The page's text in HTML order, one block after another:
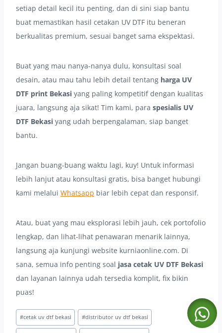
setiap detail kecil itu penting, dan di sini siap bantu
buat memastikan hasil cetakan UV DTF itu beneran
berkualitas premium, sesuai banget sama ekspektasi.
Buat yang mau nanya-nanya dulu, konsultasi soal
desain, atau mau tahu lebih detail tentang harga UV
DTF print Bekasi yang paling kompetitif dengan kualitas
juara, langsung aja sikat! Tim kami, para spesialis UV
DTF Bekasi yang udah berpengalaman, siap banget
bantu.
Jangan buang-buang waktu lagi, kuy! Untuk informasi
lebih lanjut atau konsultasi gratis, bisa banget hubungi
kami melalui Whatsapp biar lebih cepat dan responsif.
Atau, buat yang mau eksplorasi lebih jauh, cek portofolio
lengkap, dan lihat-lihat penawaran menarik lainnya,
langsung aja kunjungi website kurniaonline.com. Di
sana, semua info penting soal jasa cetak UV DTF Bekasi
dan layanan lainnya udah tersedia komplit, fix bikin
puas!
Post
Tags:
#cetak uv dtf bekasi #distributor uv dtf bekasi